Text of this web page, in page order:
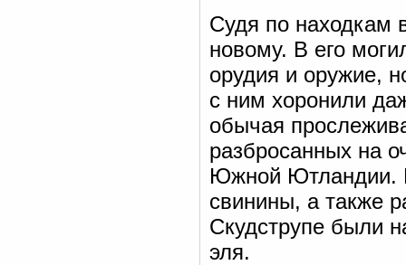
Судя по находкам
новому. В его
орудия и оружие,
с ним хоронили
обычая
разбросанных на
Южной Ютландии. В
свинины, а также
Скудструпе были
эля.